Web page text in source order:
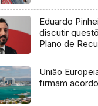
Eduardo Pinheiro na
discutir
Plano de
União
firmam